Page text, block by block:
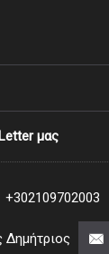
μας
+302109702003
Δημήτριος